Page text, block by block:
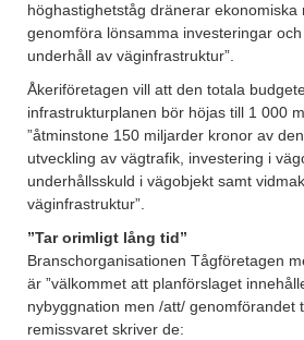
höghastighetståg dränerar ekonomiska
genomföra lönsamma investeringar
underhåll av väginfrastruktur”.
Åkeriföretagen vill att den totala
infrastrukturplanen bör höjas till 1 000
”åtminstone 150 miljarder kronor av
utveckling av vägtrafik, investering i
underhållsskuld i vägobjekt samt
väginfrastruktur”.
”Tar orimligt lång tid”
Branschorganisationen Tågföretagen
är ”välkommet att planförslaget
nybyggnation men /att/ genomförandet
remissvaret skriver de: